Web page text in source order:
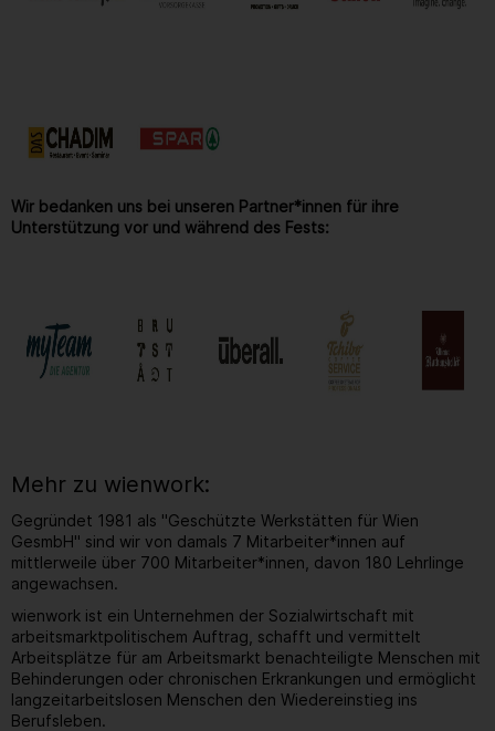
Wir bedanken uns bei unseren Partner*innen für ihre
Unterstützung vor und während des Fests:
Mehr zu wienwork:
Gegründet 1981 als "Geschützte Werkstätten für Wien
GesmbH" sind wir von damals 7 Mitarbeiter*innen auf
mittlerweile über 700 Mitarbeiter*innen, davon 180 Lehrlinge
angewachsen.
wienwork ist ein Unternehmen der Sozialwirtschaft mit
arbeitsmarktpolitischem Auftrag, schafft und vermittelt
Arbeitsplätze für am Arbeitsmarkt benachteiligte Menschen mit
Behinderungen oder chronischen Erkrankungen und ermöglicht
langzeitarbeitslosen Menschen den Wiedereinstieg ins
Berufsleben.